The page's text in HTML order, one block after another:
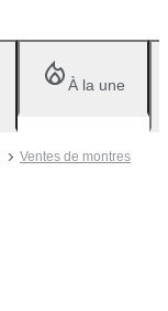
À la une
Ventes de montres